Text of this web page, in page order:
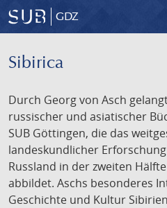
GDZ
Sibirica
Durch Georg von Asch
russischer und asiatischer
SUB Göttingen, die das
landeskundlicher
Russland in der zweiten
abbildet. Aschs besonderes
Geschichte und Kultur